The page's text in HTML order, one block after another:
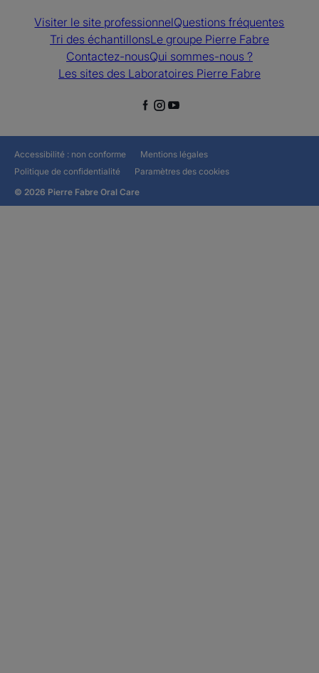
Visiter le site professionnelQuestions fréquentes
Tri des échantillonsLe groupe Pierre Fabre
Contactez-nousQui sommes-nous ?
Les sites des Laboratoires Pierre Fabre
Accessibilité : non conforme
Mentions légales
Politique de confidentialité
Paramètres des cookies
© 2026 Pierre Fabre Oral Care